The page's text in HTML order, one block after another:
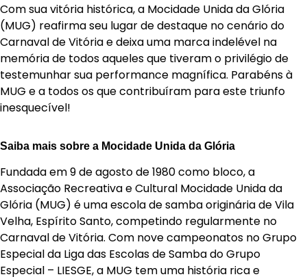
Com sua vitória histórica, a Mocidade Unida da Glória
(MUG) reafirma seu lugar de destaque no cenário do
Carnaval de Vitória e deixa uma marca indelével na
memória de todos aqueles que tiveram o privilégio de
testemunhar sua performance magnífica. Parabéns à
MUG e a todos os que contribuíram para este triunfo
inesquecível!
Saiba mais sobre a Mocidade Unida da Glória
Fundada em 9 de agosto de 1980 como bloco, a
Associação Recreativa e Cultural Mocidade Unida da
Glória (MUG) é uma escola de samba originária de Vila
Velha, Espírito Santo, competindo regularmente no
Carnaval de Vitória. Com nove campeonatos no Grupo
Especial da Liga das Escolas de Samba do Grupo
Especial – LIESGE, a MUG tem uma história rica e